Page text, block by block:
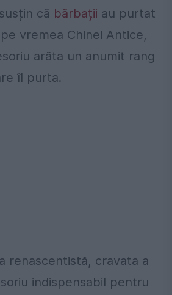
că bărbații au purtat
vremea Chinei Antice,
arăta un anumit rang
îl purta.
renascentistă, cravata a
indispensabil pentru